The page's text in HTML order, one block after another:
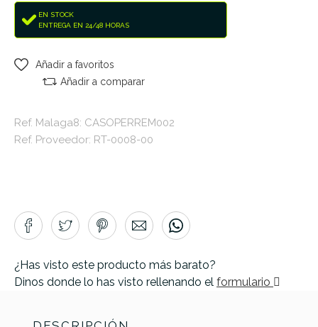
EN STOCK
ENTREGA EN 24/48 HORAS
Añadir a favoritos
Añadir a comparar
Ref. Malaga8: CASOPERREM002
Ref. Proveedor: RT-0008-00
¿Has visto este producto más barato?
Dinos donde lo has visto rellenando el formulario